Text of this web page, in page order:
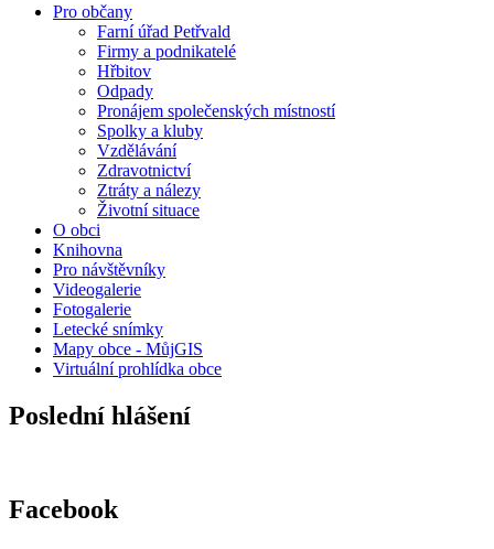
Pro občany
Farní úřad Petřvald
Firmy a podnikatelé
Hřbitov
Odpady
Pronájem společenských místností
Spolky a kluby
Vzdělávání
Zdravotnictví
Ztráty a nálezy
Životní situace
O obci
Knihovna
Pro návštěvníky
Videogalerie
Fotogalerie
Letecké snímky
Mapy obce - MůjGIS
Virtuální prohlídka obce
Poslední hlášení
Facebook